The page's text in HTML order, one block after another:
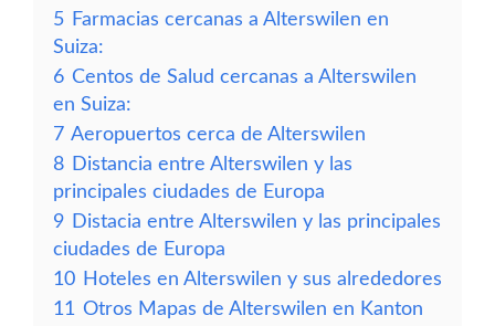
5 Farmacias cercanas a Alterswilen en
Suiza:
6 Centos de Salud cercanas a Alterswilen
en Suiza:
7 Aeropuertos cerca de Alterswilen
8 Distancia entre Alterswilen y las
principales ciudades de Europa
9 Distacia entre Alterswilen y las principales
ciudades de Europa
10 Hoteles en Alterswilen y sus alrededores
11 Otros Mapas de Alterswilen en Kanton